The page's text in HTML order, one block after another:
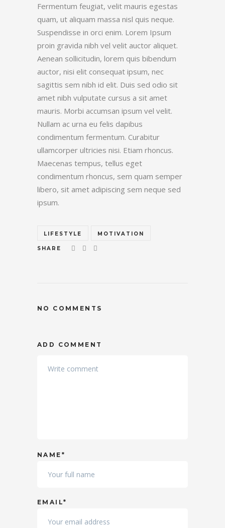
Fermentum feugiat, velit mauris egestas
quam, ut aliquam massa nisl quis neque.
Suspendisse in orci enim. Lorem Ipsum
proin gravida nibh vel velit auctor aliquet.
Aenean sollicitudin, lorem quis bibendum
auctor, nisi elit consequat ipsum, nec
sagittis sem nibh id elit. Duis sed odio sit
amet nibh vulputate cursus a sit amet
mauris. Morbi accumsan ipsum vel velit.
Nullam ac urna eu felis dapibus
condimentum fermentum. Curabitur
ullamcorper ultricies nisi. Etiam rhoncus.
Maecenas tempus, tellus eget
condimentum rhoncus, sem quam semper
libero, sit amet adipiscing sem neque sed
ipsum.
LIFESTYLE MOTIVATION
SHARE
NO COMMENTS
ADD COMMENT
NAME*
EMAIL*